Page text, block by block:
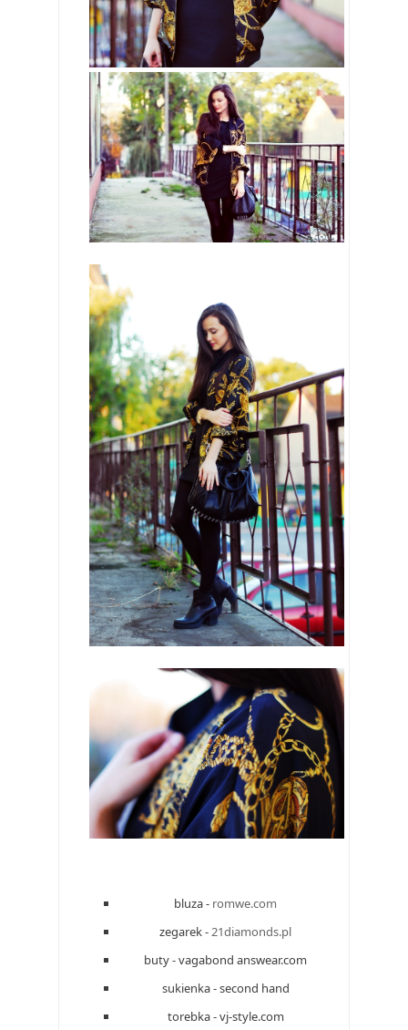
bluza - romwe.com
zegarek -21diamonds.pl
buty - vagabond answear.com
sukienka - second hand
torebka - vj-style.com